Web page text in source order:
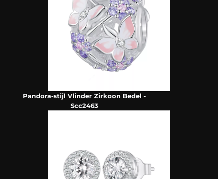
Pandora-stijl Vlinder Zirkoon Bedel -
Scc2463